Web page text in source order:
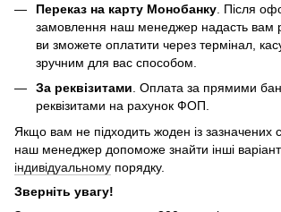
Переказ на карту Монобанку . Після
замовлення наш менеджер надасть вам
ви зможете оплатити через термінал,
зручним для вас способом.
За реквізитами. Оплата за прямими
реквізитами на рахунок ФОП.
Якщо вам не підходить жоден із зазначених
наш менеджер допоможе знайти інші
індивідуальному порядку.
Зверніть увагу!